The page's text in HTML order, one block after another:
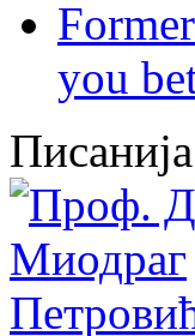
you